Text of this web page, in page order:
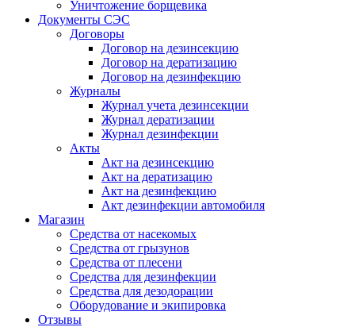
Уничтожение борщевика
Документы СЭС
Договоры
Договор на дезинсекцию
Договор на дератизацию
Договор на дезинфекцию
Журналы
Журнал учета дезинсекции
Журнал дератизации
Журнал дезинфекции
Акты
Акт на дезинсекцию
Акт на дератизацию
Акт на дезинфекцию
Акт дезинфекции автомобиля
Магазин
Средства от насекомых
Средства от грызунов
Средства от плесени
Средства для дезинфекции
Средства для дезодорации
Оборудование и экипировка
Отзывы